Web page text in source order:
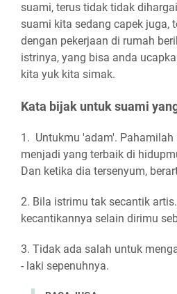
suami, terus tidak tidak
suami kita sedang capek juga,
dengan pekerjaan di rumah
istrinya, yang bisa anda
kita yuk kita simak.
Kata bijak untuk suami
1. Untukmu 'adam'.
menjadi yang terbaik di
Dan ketika dia tersenyum,
2. Bila istrimu tak secantik
kecantikannya selain dirimu
3. Tidak ada salah untuk
- laki sepenuhnya.